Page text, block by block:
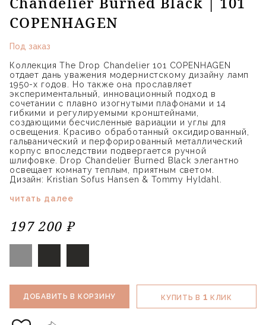
COPENHAGEN
Под заказ
Коллекция The Drop Chandelier 101 COPENHAGEN
отдает дань уважения модернистскому дизайну ламп
1950-х годов. Но также она прославляет
экспериментальный, инновационный подход в
сочетании с плавно изогнутыми плафонами и 14
гибкими и регулируемыми кронштейнами,
создающими бесчисленные вариации и углы для
освещения. Красиво обработанный оксидированный,
гальванический и перфорированный металлический
корпус впоследствии подвергается ручной
шлифовке. Drop Chandelier Burned Black элегантно
освещает комнату теплым, приятным светом.
Дизайн: Kristian Sofus Hansen & Tommy Hyldahl.
читать далее
197 200 ₽
ДОБАВИТЬ В КОРЗИНУ КУПИТЬ В 1 КЛИК